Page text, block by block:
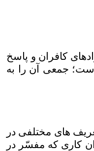
برخی از ایرادهای کافران و پاسخ
است؛ جمعی آن را به
های مختلفی در
کاری که مفسّر در